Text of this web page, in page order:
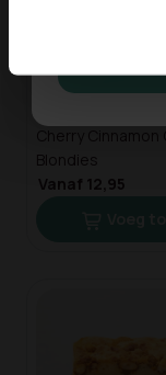
Blondies
Vanaf 12,95